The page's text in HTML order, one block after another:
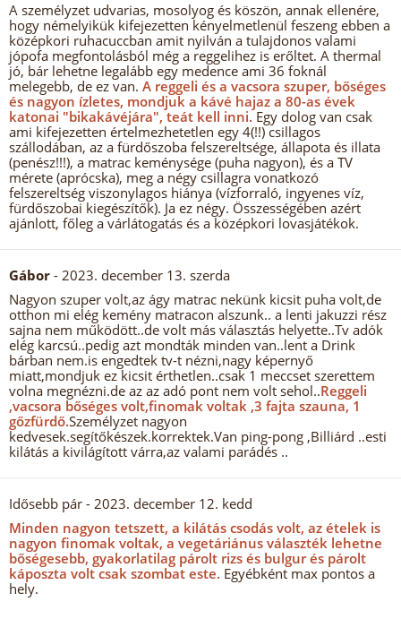
A személyzet udvarias, mosolyog és köszön, annak ellenére,
hogy némelyikük kifejezetten kényelmetlenül feszeng ebben a
középkori ruhacuccban amit nyilván a tulajdonos valami
jópofa megfontolásból még a reggelihez is erőltet. A thermal
jó, bár lehetne legalább egy medence ami 36 foknál
melegebb, de ez van. A reggeli és a vacsora szuper, bőséges
és nagyon ízletes, mondjuk a kávé hajaz a 80-as évek
katonai "bikakávéjára", teát kell inni. Egy dolog van csak
ami kifejezetten értelmezhetetlen egy 4(!!) csillagos
szállodában, az a fürdőszoba felszereltsége, állapota és illata
(penész!!!), a matrac keménysége (puha nagyon), és a TV
mérete (aprócska), meg a négy csillagra vonatkozó
felszereltség viszonylagos hiánya (vízforraló, ingyenes víz,
fürdőszobai kiegészítők). Ja ez négy. Összességében azért
ajánlott, főleg a várlátogatás és a középkori lovasjátékok.
Gábor - 2023. december 13. szerda
Nagyon szuper volt,az ágy matrac nekünk kicsit puha volt,de
otthon mi elég kemény matracon alszunk.. a lenti jakuzzi rész
sajna nem működött..de volt más választás helyette..Tv adók
elég karcsú..pedig azt mondták minden van..lent a Drink
bárban nem.is engedtek tv-t nézni,nagy képernyő
miatt,mondjuk ez kicsit érthetlen..csak 1 meccset szerettem
volna megnézni.de az az adó pont nem volt sehol..Reggeli
,vacsora bőséges volt,finomak voltak ,3 fajta szauna, 1
gőzfürdő.Személyzet nagyon
kedvesek.segítőkészek.korrektek.Van ping-pong ,Billiárd ..esti
kilátás a kivilágított várra,az valami parádés ..
Idősebb pár - 2023. december 12. kedd
Minden nagyon tetszett, a kilátás csodás volt, az ételek is
nagyon finomak voltak, a vegetáriánus választék lehetne
bőségesebb, gyakorlatilag párolt rizs és bulgur és párolt
káposzta volt csak szombat este. Egyébként max pontos a
hely.